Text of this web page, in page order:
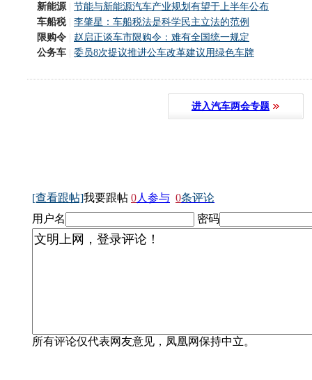
新能源 | 节能与新能源汽车产业规划有望于上半年公布
车船税| 李肇星：车船税法是科学民主立法的范例
限购令 | 赵启正谈车市限购令：难有全国统一规定
公务车 | 委员8次提议推进公车改革建议用绿色车牌
进入汽车两会专题
[查看跟帖]我要跟帖 0人参与 0条评论
用户名
密码
所有评论仅代表网友意见，凤凰网保持中立。